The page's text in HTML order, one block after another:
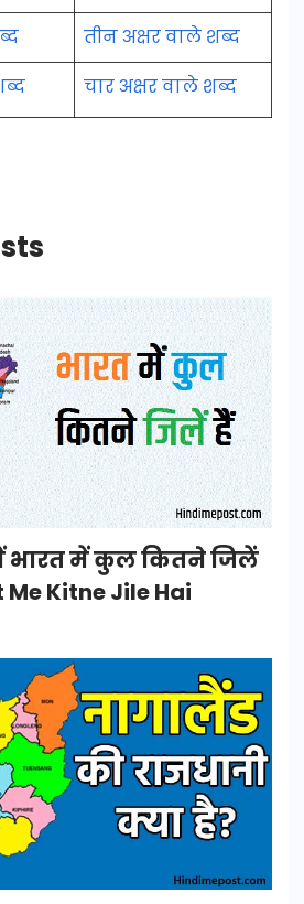
तीन अक्षर वाले शब्द
चार अक्षर वाले शब्द
भारत में कुल कितने जिलें
Kitne Jile Hai